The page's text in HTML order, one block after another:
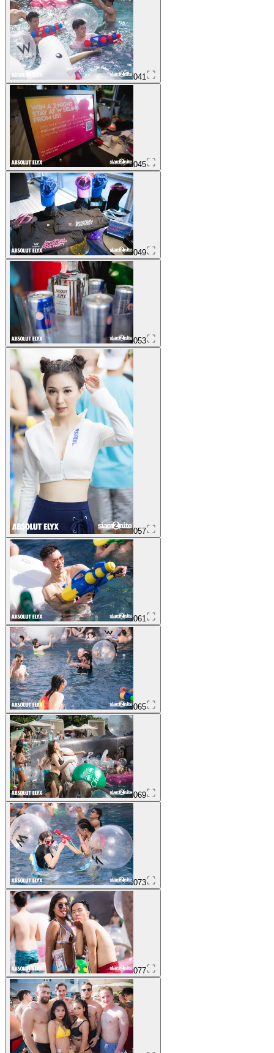
041
045
049
053
057
061
065
069
073
077